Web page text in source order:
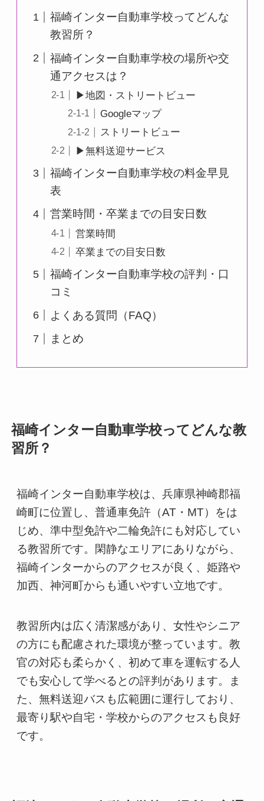
福崎インター自動車学校ってどんな
教習所？
福崎インター自動車学校の場所や交
通アクセスは？
▶地図・ストリートビュー
Googleマップ
ストリートビュー
▶無料送迎サービス
福崎インター自動車学校の料金早見
表
営業時間・卒業までの目安日数
営業時間
卒業までの目安日数
福崎インター自動車学校の評判・口
コミ
よくある質問（FAQ）
まとめ
福崎インター自動車学校ってどんな教
習所？
福崎インター自動車学校は、兵庫県神崎郡福
崎町に位置し、普通車免許（AT・MT）をは
じめ、準中型免許や二輪免許にも対応してい
る教習所です。閑静なエリアにありながら、
福崎インターからのアクセスが良く、姫路や
加西、神河町からも通いやすい立地です。
教習所内は広く清潔感があり、女性やシニア
の方にも配慮された環境が整っています。教
官の対応も柔らかく、初めて車を運転する人
でも安心して学べるとの評判があります。ま
た、無料送迎バスも広範囲に運行しており、
最寄り駅や自宅・学校からのアクセスも良好
です。